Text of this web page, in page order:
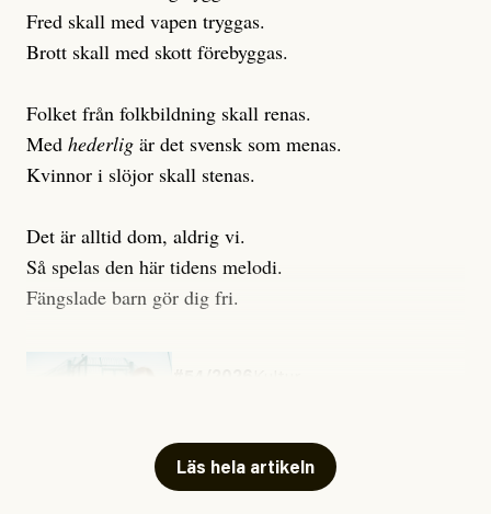
Fred skall med vapen tryggas.
Brott skall med skott förebyggas.
Folket från folkbildning skall renas.
Med hederlig är det svensk som menas.
Kvinnor i slöjor skall stenas.
Det är alltid dom, aldrig vi.
Så spelas den här tidens melodi.
Fängslade barn gör dig fri.
Läs hela artikeln